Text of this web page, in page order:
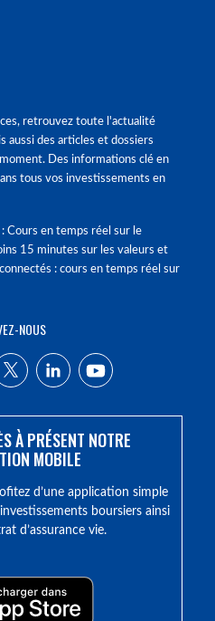
retrouvez toute l'actualité
aussi des articles et dossiers
Des informations clé en
tous vos investissements en
Cours en temps réel sur le
15 minutes sur les valeurs et
: cours en temps réel sur
NOUS
À PRÉSENT NOTRE
MOBILE
d’une application simple
boursiers ainsi
d’assurance vie.